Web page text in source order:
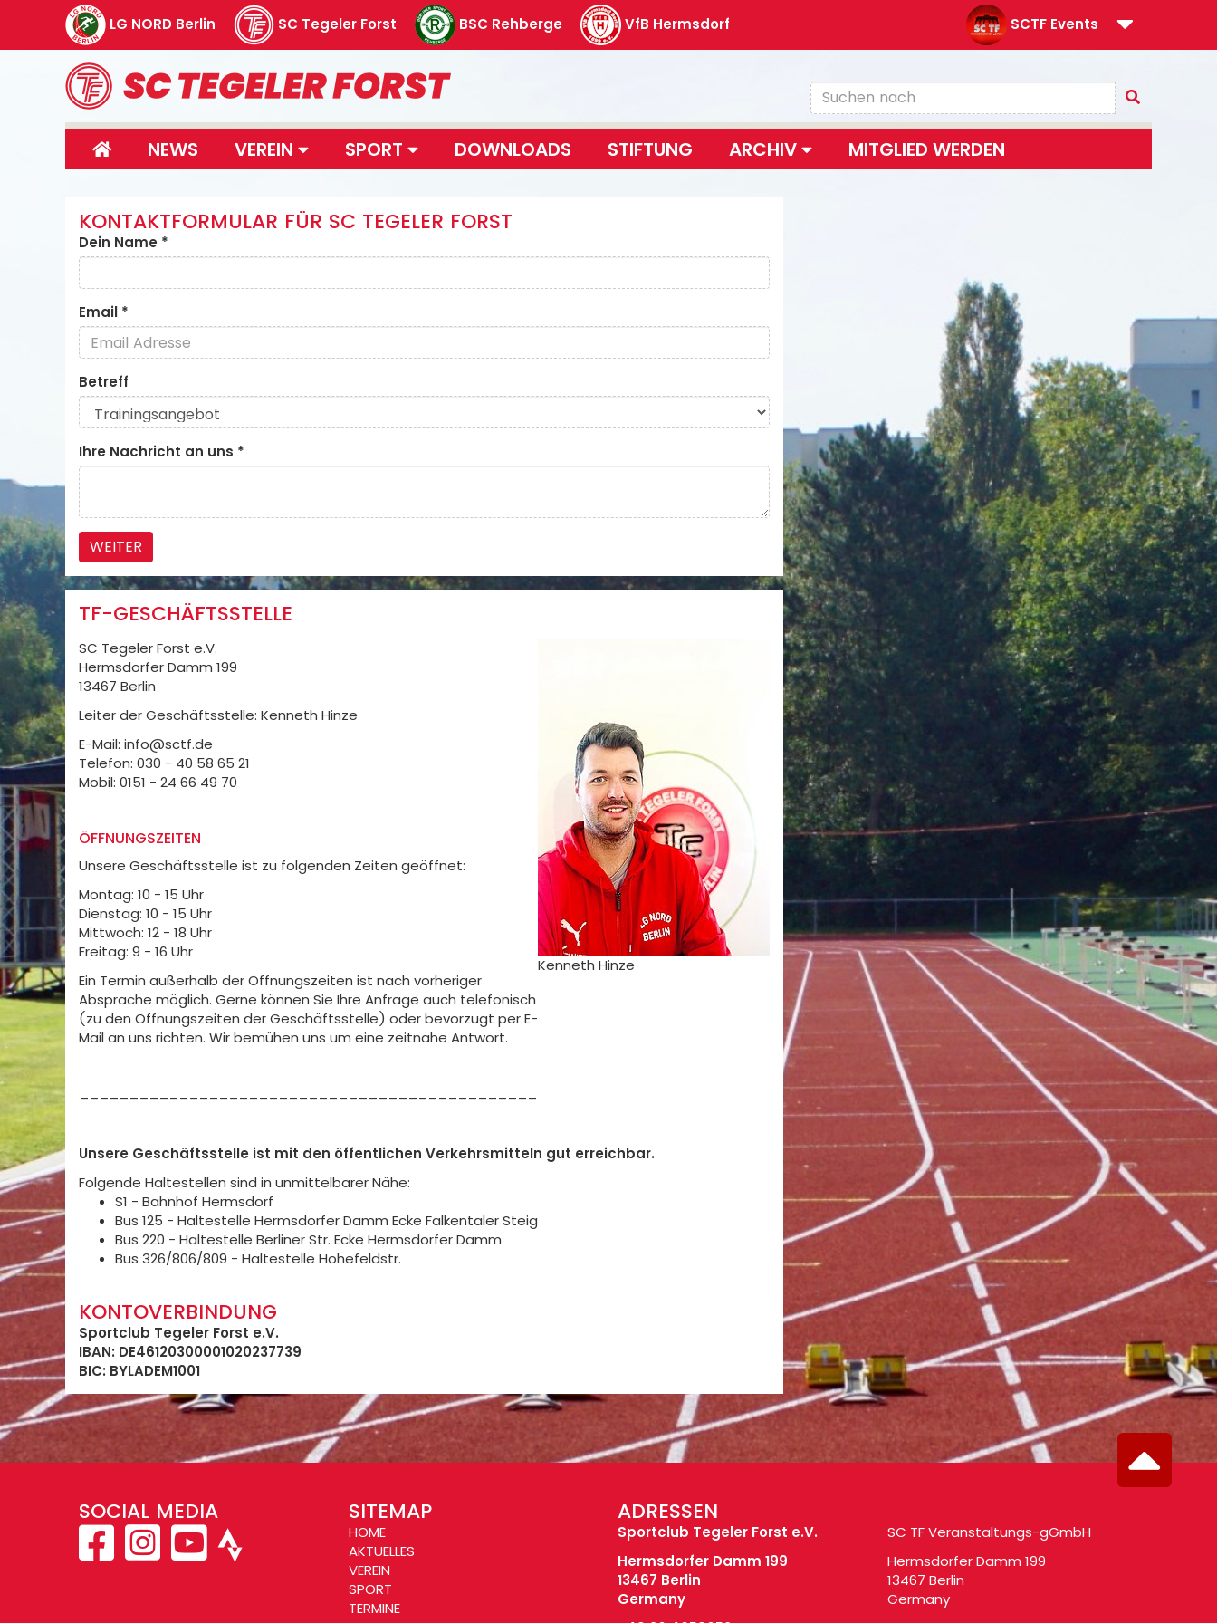
LG NORD Berlin SC Tegeler Forst BSC Rehberge VfB Hermsdorf SCTF Events
NEWS VEREIN SPORT DOWNLOADS STIFTUNG ARCHIV MITGLIED WERDEN
KONTAKTFORMULAR FÜR SC TEGELER FORST
Dein Name *
Email *
Betreff
Ihre Nachricht an uns *
WEITER
TF-GESCHÄFTSSTELLE
Kenneth Hinze
SC Tegeler Forst e.V.
Hermsdorfer Damm 199
13467 Berlin
Leiter der Geschäftsstelle: Kenneth Hinze
E-Mail: info@sctf.de
Telefon: 030 - 40 58 65 21
Mobil: 0151 - 24 66 49 70
ÖFFNUNGSZEITEN
Unsere Geschäftsstelle ist zu folgenden Zeiten geöffnet:
Montag: 10 - 15 Uhr
Dienstag: 10 - 15 Uhr
Mittwoch: 12 - 18 Uhr
Freitag: 9 - 16 Uhr
Ein Termin außerhalb der Öffnungszeiten ist nach vorheriger
Absprache möglich. Gerne können Sie Ihre Anfrage auch telefonisch
(zu den Öffnungszeiten der Geschäftsstelle) oder bevorzugt per E-
Mail an uns richten. Wir bemühen uns um eine zeitnahe Antwort.
______________________________________________________________________________________________
Unsere Geschäftsstelle ist mit den öffentlichen Verkehrsmitteln gut erreichbar.
Folgende Haltestellen sind in unmittelbarer Nähe:
S1 - Bahnhof Hermsdorf
Bus 125 - Haltestelle Hermsdorfer Damm Ecke Falkentaler Steig
Bus 220 - Haltestelle Berliner Str. Ecke Hermsdorfer Damm
Bus 326/806/809 - Haltestelle Hohefeldstr.
KONTOVERBINDUNG
Sportclub Tegeler Forst e.V.
IBAN: DE46120300001020237739
BIC: BYLADEM1001
SOCIAL MEDIA SITEMAP
HOME
AKTUELLES
VEREIN
SPORT
TERMINE
ADRESSEN
Sportclub Tegeler Forst e.V.
Hermsdorfer Damm 199
13467 Berlin
Germany
SC TF Veranstaltungs-gGmbH
Hermsdorfer Damm 199
13467 Berlin
Germany